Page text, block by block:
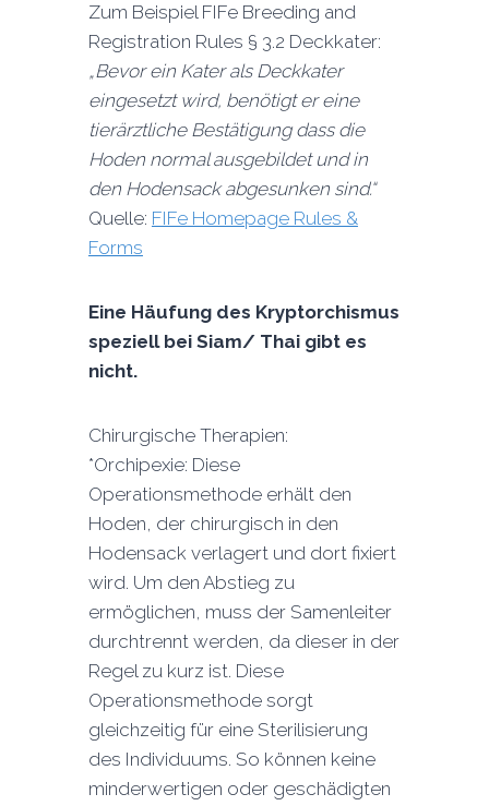
Zum Beispiel FIFe Breeding and
Registration Rules § 3.2 Deckkater:
„Bevor ein Kater als Deckkater
eingesetzt wird, benötigt er eine
tierärztliche Bestätigung dass die
Hoden normal ausgebildet und in
den Hodensack abgesunken sind.“
Quelle: FIFeHomepage Rules &
Forms
Eine Häufung des Kryptorchismus
speziell bei Siam/ Thai gibt es
nicht.
Chirurgische Therapien:
*Orchipexie: Diese
Operationsmethode erhält den
Hoden, der chirurgisch in den
Hodensack verlagert und dort fixiert
wird. Um den Abstieg zu
ermöglichen, muss der Samenleiter
durchtrennt werden, da dieser in der
Regel zu kurz ist. Diese
Operationsmethode sorgt
gleichzeitig für eine Sterilisierung
des Individuums. So können keine
minderwertigen oder geschädigten